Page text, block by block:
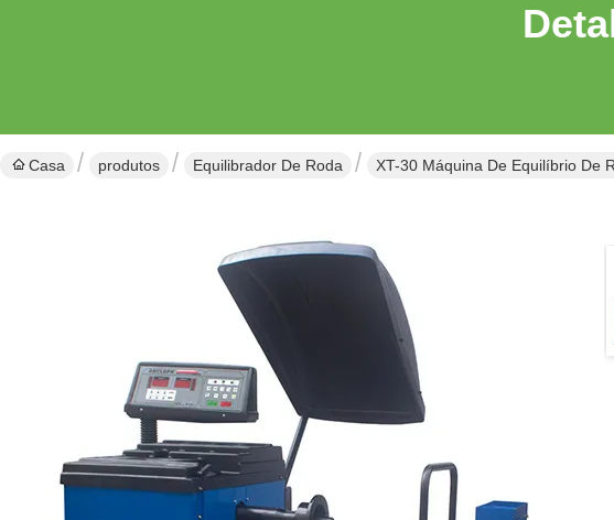
Casa produtos Equilibrador De Roda XT-30 Máquina De Equilíbrio De